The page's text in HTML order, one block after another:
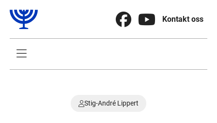
  Kontakt oss

Stig-André Lippert